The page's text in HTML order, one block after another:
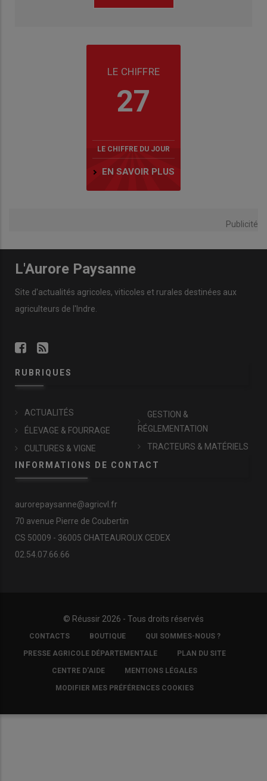
LE CHIFFRE
27
LE CHIFFRE DU JOUR
EN SAVOIR PLUS
Publicité
L'Aurore Paysanne
Site d'actualités agricoles, viticoles et rurales destinées aux
agriculteurs de l'Indre.
RUBRIQUES
ACTUALITÉS
ÉLEVAGE & FOURRAGE
CULTURES & VIGNE
GESTION &
RÉGLEMENTATION
TRACTEURS & MATÉRIELS
INFORMATIONS DE CONTACT
aurorepaysanne@agricvl.fr
70 avenue Pierre de Coubertin
CS 50009 - 36005 CHATEAUROUX CEDEX
02.54.07.66.66
© Réussir 2026 - Tous droits réservés
FOOTER
COPYRIGHT
CONTACTS BOUTIQUE QUI SOMMES-NOUS ?
PRESSE AGRICOLE DÉPARTEMENTALE PLAN DU SITE
CENTRE D'AIDE MENTIONS LÉGALES
MODIFIER MES PRÉFÉRENCES COOKIES